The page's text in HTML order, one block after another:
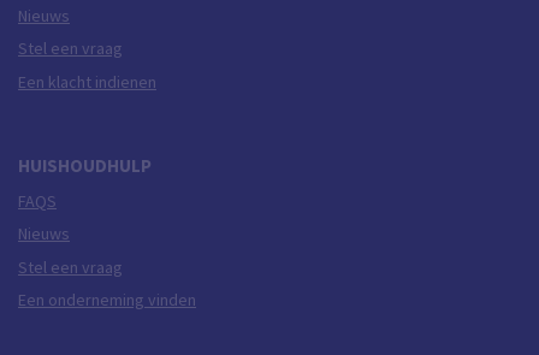
Nieuws
Stel een vraag
Een klacht indienen
HUISHOUDHULP
FAQS
Nieuws
Stel een vraag
Een onderneming vinden